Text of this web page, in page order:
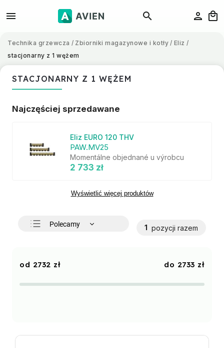
Technika grzewcza / Zbiorniki magazynowe i kotły / Eliz /
stacjonarny z 1 wężem
STACJONARNY Z 1 WĘŻEM
Najczęściej sprzedawane
Eliz EURO 120 THV
PAW.MV25
Momentálne objednané u výrobcu
2 733 zł
Wyświetlić więcej produktów
Polecamy
Alfabetycznie
1 pozycji razem
2732 zł 2733 zł